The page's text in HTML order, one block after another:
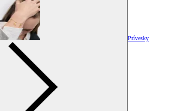
Prívesky